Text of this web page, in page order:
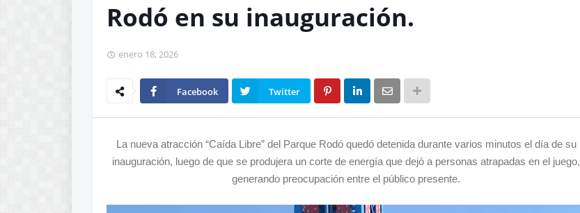
Rodó en su inauguración.
enero 18, 2026
Facebook Twitter
La nueva atracción “Caída Libre” del Parque Rodó quedó detenida durante varios minutos el día de su
inauguración, luego de que se produjera un corte de energía que dejó a personas atrapadas en el juego,
generando preocupación entre el público presente.